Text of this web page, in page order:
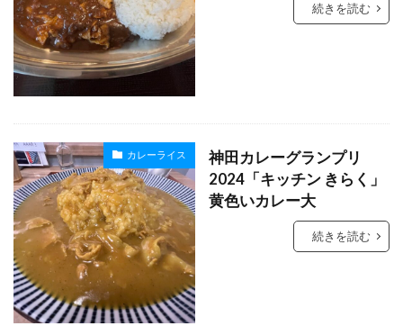
続きを読む
カレーライス
神田カレーグランプリ
2024「キッチン きらく」
黄色いカレー大
続きを読む